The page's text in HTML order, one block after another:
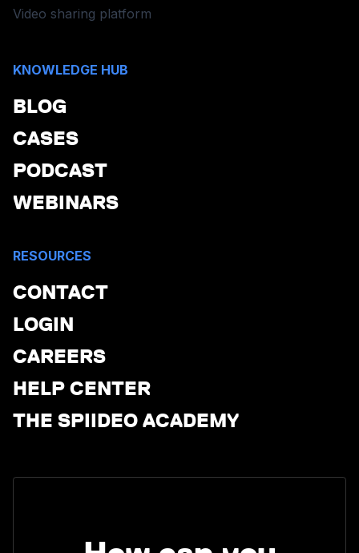
Video sharing platform
KNOWLEDGE HUB
BLOG
CASES
PODCAST
WEBINARS
RESOURCES
CONTACT
LOGIN
CAREERS
HELP CENTER
THE SPIIDEO ACADEMY